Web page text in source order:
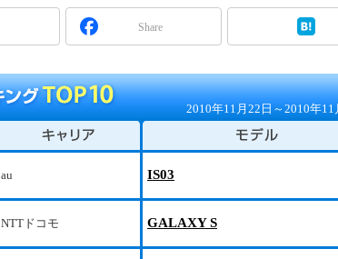
Share
2010年11月22日～2010年11
au IS03
NTTドコモ GALAXY S